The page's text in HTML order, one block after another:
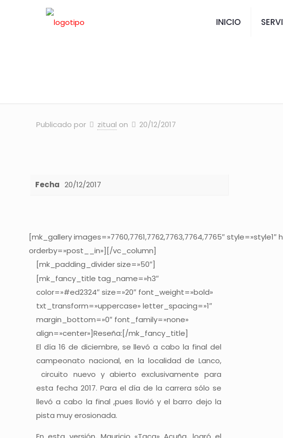
INICIO
Publicado por zitual on 20/12/2017
Fecha 20/12/2017
[mk_gallery images=»7760,7761,7762,7763,7764,7765″
orderby=»post__in»][/vc_column]
[mk_padding_divider size=»50″]
[mk_fancy_title tag_name=»h3″
color=»#ed2324″ size=»20″ font_weight=»bold»
txt_transform=»uppercase» letter_spacing=»1″
margin_bottom=»0″ font_family=»none»
align=»center»]Reseña:[/mk_fancy_title]
El día 16 de diciembre, se llevó a cabo la final del
campeonato nacional, en la localidad de Lanco,
circuito nuevo y abierto exclusivamente para
esta fecha 2017. Para el día de la carrera sólo se
llevó a cabo la final ,pues llovió y el barro dejo la
pista muy erosionada.